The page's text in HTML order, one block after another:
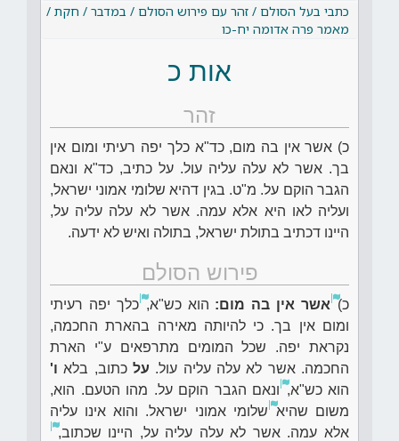
כתבי בעל הסולם / זהר עם פירוש הסולם / במדבר / חקת /
מאמר פרה אדומה יח-כו
אות כ
זהר
כ) אשר אין בה מום, כד"א כלך יפה רעיתי ומום אין
בך. אשר לא עלה עליה עול. על כתיב, כד"א ונאם
הגבר הוקם על. מ"ט. בגין דהיא שלומי אמוני ישראל,
ועליה לאו היא אלא עמה. אשר לא עלה עליה על,
היינו דכתיב בתולת ישראל, בתולה ואיש לא ידעה.
פירוש הסולם
כ)אשר אין בה מום: הוא כש"א,כלך יפה רעיתי
ומום אין בך. כי להיותה מאירה בהארת החכמה,
נקראת יפה. שכל המומים מתרפאים ע"י הארת
החכמה. אשר לא עלה עליה עול. על כתוב, בלא ו'
הוא כש"א,ונאם הגבר הוקם על. מהו הטעם. הוא,
משום שהיאשלומי אמוני ישראל. והוא אינו עליה
אלא עמה. אשר לא עלה עליה על, היינו שכתוב,